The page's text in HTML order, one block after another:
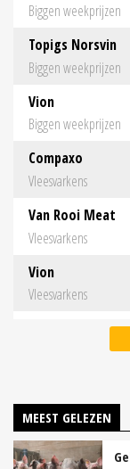
Biggen weekprijzen
Topigs Norsvin
Biggen weekprijzen
Vion
Biggen weekprijzen
Compaxo
Vleesvarkens
Van Rooi Meat
Vleesvarkens
Vion
Vleesvarkens
MEEST GELEZEN